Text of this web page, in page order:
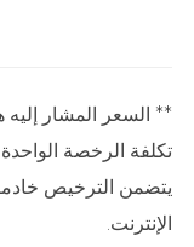
تكلفة الرخصة الواحدة 175 USD / شهر.
الإنترنت.